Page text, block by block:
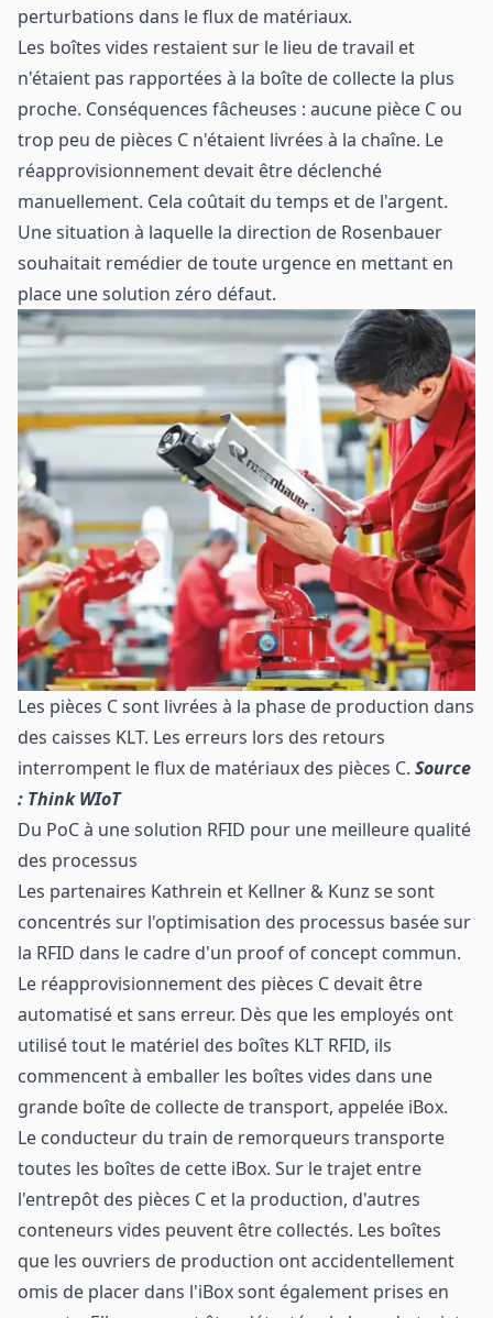
perturbations dans le flux de matériaux.
Les boîtes vides restaient sur le lieu de travail et
n'étaient pas rapportées à la boîte de collecte la plus
proche. Conséquences fâcheuses : aucune pièce C ou
trop peu de pièces C n'étaient livrées à la chaîne. Le
réapprovisionnement devait être déclenché
manuellement. Cela coûtait du temps et de l'argent.
Une situation à laquelle la direction de Rosenbauer
souhaitait remédier de toute urgence en mettant en
place une solution zéro défaut.
Les pièces C sont livrées à la phase de production dans
des caisses KLT. Les erreurs lors des retours
interrompent le flux de matériaux des pièces C. Source
: Think WIoT
Du PoC à une solution RFID pour une meilleure qualité
des processus
Les partenaires Kathrein et Kellner & Kunz se sont
concentrés sur l'optimisation des processus basée sur
la RFID dans le cadre d'un proof of concept commun.
Le réapprovisionnement des pièces C devait être
automatisé et sans erreur. Dès que les employés ont
utilisé tout le matériel des boîtes KLT RFID, ils
commencent à emballer les boîtes vides dans une
grande boîte de collecte de transport, appelée iBox.
Le conducteur du train de remorqueurs transporte
toutes les boîtes de cette iBox. Sur le trajet entre
l'entrepôt des pièces C et la production, d'autres
conteneurs vides peuvent être collectés. Les boîtes
que les ouvriers de production ont accidentellement
omis de placer dans l'iBox sont également prises en